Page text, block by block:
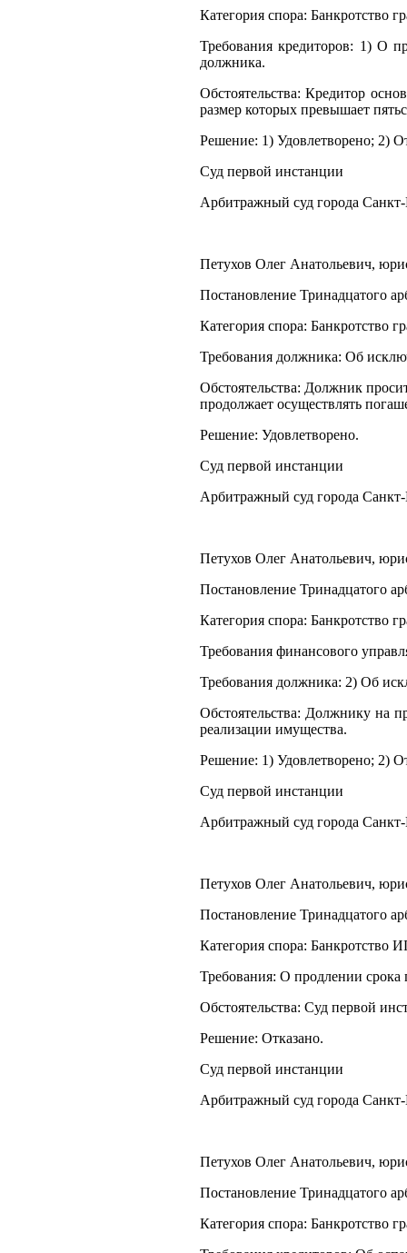
Категория спора: Банкротство
Требования кредиторов: 1) О
должника.
Обстоятельства: Кредитор
размер которых превышает
Решение: 1) Удовлетворено; 2)
Суд первой инстанции
Арбитражный суд города
Петухов Олег Анатольевич,
Постановление Тринадцатого
Категория спора: Банкротство
Требования должника: Об
Обстоятельства: Должник
продолжает осуществлять
Решение: Удовлетворено.
Суд первой инстанции
Арбитражный суд города
Петухов Олег Анатольевич,
Постановление Тринадцатого
Категория спора: Банкротство
Требования финансового
Требования должника: 2) Об
Обстоятельства: Должнику на
реализации имущества.
Решение: 1) Удовлетворено; 2)
Суд первой инстанции
Арбитражный суд города
Петухов Олег Анатольевич,
Постановление Тринадцатого
Категория спора: Банкротство
Требования: О продлении
Обстоятельства: Суд первой
Решение: Отказано.
Суд первой инстанции
Арбитражный суд города
Петухов Олег Анатольевич,
Постановление Тринадцатого
Категория спора: Банкротство